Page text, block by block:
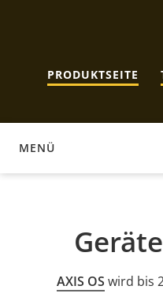
PRODUKTSEITE
MENÜ
GERÄTESOFTWARE
AXIS OS wird bis